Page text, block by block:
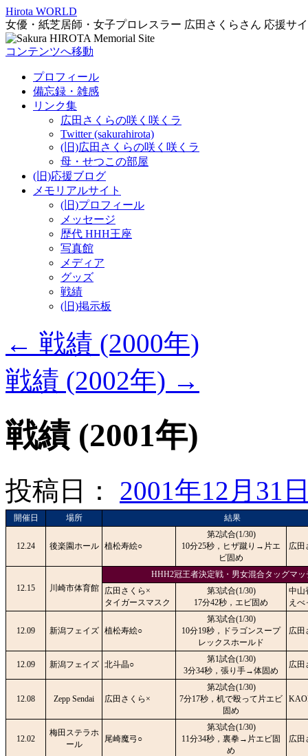
Hirota WORLD
女優・紙芝居師・女子プロレスラー 広田さくらさん 応援サ
コンテンツへ移動
プロフィール
備忘録・雑感
リンク集
広田さくらの咲く咲くラ
Twitter (sakurahirota)
(旧)広田さくらの咲く咲くラ
母・せつこの部屋
(旧)応援ブログ
メモリアルサイト
(旧)プロフィール
メッセージ
歴代 HHH王座
写真館
メディア
グッズ
戦績
(旧)掲示板
← 戦績 (2000年)
戦績 (2002年) →
戦績 (2001年)
投稿日： 2001年12月31
開催日 場所 結果
12.24 後楽園ホール 植松寿絵○
第2試合(1/30)
10分25秒，ヒザ蹴り→片エ
ビ固め
広田
12.15 川崎市体育館
HHH2冠王者決定戦・男女混合タッグマッ
広田さくら×
タイガースマスク
第3試合(1/30)
17分42秒，エビ固め
中山
えべ
12.09 新潟フェイズ 植松寿絵○
第3試合(1/30)
10分19秒，ドラゴンスープ
レックスホールド
広田
12.09 新潟フェイズ 北斗晶○
第1試合(1/30)
3分34秒，張り手→体固め
広田
12.08 Zepp Sendai 広田さくら×
第2試合(1/30)
7分17秒，机で殴って片エビ
固め
12.02
梅田ステラホ
ール
尾崎魔弓○
第3試合(1/30)
11分34秒，裏拳→片エビ固
め
広田